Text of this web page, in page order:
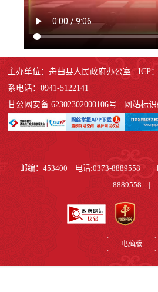
主办单位：舟曲县人民政府办公室 ICP
系电话：0941-5122141
甘公网安备 62302302000106号 网站标识
邮编：453400 电话:0373-8889558 |
8889558
|
电脑版